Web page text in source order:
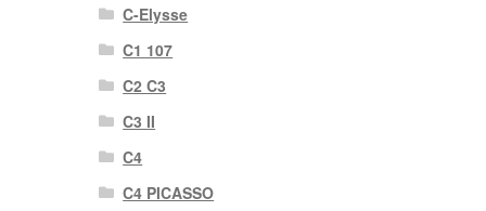
C-Elysse
C1 107
C2 C3
C3 II
C4
C4 PICASSO